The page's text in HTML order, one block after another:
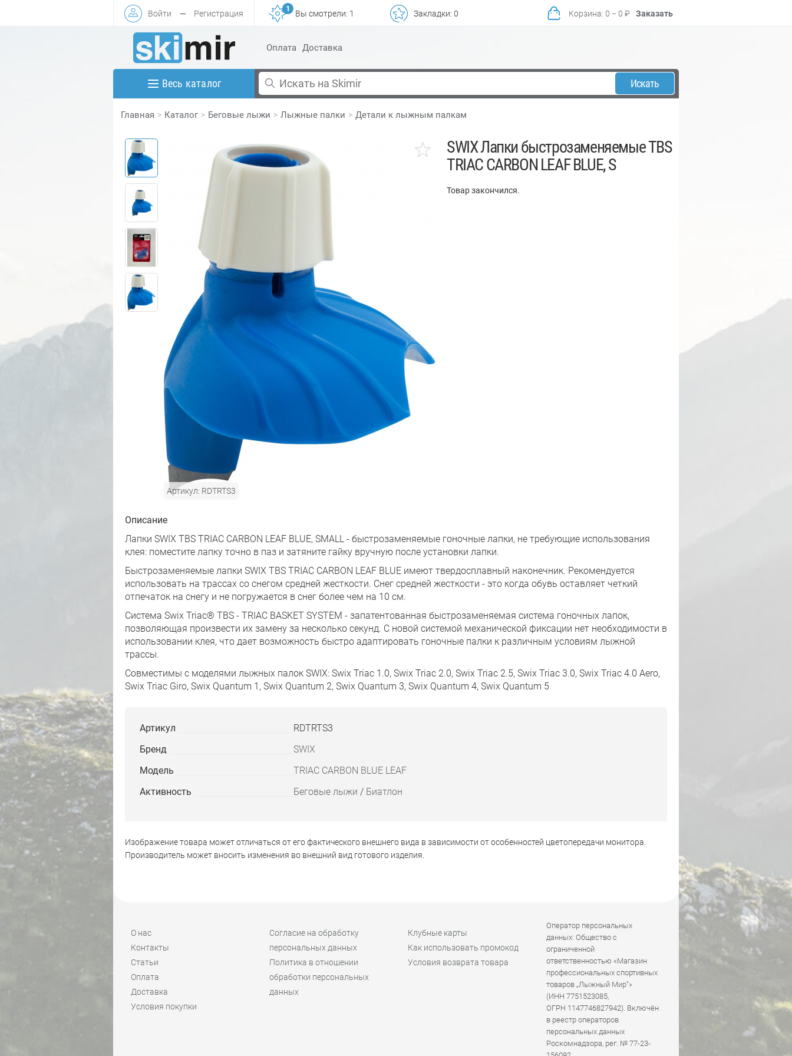
Войти — Регистрация
1
Вы смотрели: 1 Закладки: 0 Корзина: 0 − 0 ₽ Заказать
Оплата Доставка
Весь каталог Искать
Главная Каталог Беговые лыжи Лыжные палки Детали к лыжным палкам
Артикул: RDTRTS3
SWIX Лапки быстрозаменяемые TBS
TRIAC CARBON LEAF BLUE, S
Товар закончился.
Описание
Лапки SWIX TBS TRIAC CARBON LEAF BLUE, SMALL - быстрозаменяемые гоночные лапки, не требующие использования
клея: поместите лапку точно в паз и затяните гайку вручную после установки лапки.
Быстрозаменяемые лапки SWIX TBS TRIAC CARBON LEAF BLUE имеют твердосплавный наконечник. Рекомендуется
использовать на трассах со снегом средней жесткости. Снег средней жесткости - это когда обувь оставляет четкий
отпечаток на снегу и не погружается в снег более чем на 10 см.
Система Swix Triac® TBS - TRIAC BASKET SYSTEM - запатентованная быстрозаменяемая система гоночных лапок,
позволяющая произвести их замену за несколько секунд. С новой системой механической фиксации нет необходимости в
использовании клея, что дает возможность быстро адаптировать гоночные палки к различным условиям лыжной
трассы.
Совместимы с моделями лыжных палок SWIX: Swix Triac 1.0, Swix Triac 2.0, Swix Triac 2.5, Swix Triac 3.0, Swix Triac 4.0 Aero,
Swix Triac Giro, Swix Quantum 1, Swix Quantum 2, Swix Quantum 3, Swix Quantum 4, Swix Quantum 5
Артикул
RDTRTS3
Бренд
SWIX
Модель
TRIAC CARBON BLUE LEAF
Активность
Беговые лыжи / Биатлон
Изображение товара может отличаться от его фактического внешнего вида в зависимости от особенностей цветопередачи монитора.
Производитель может вносить изменения во внешний вид готового изделия.
О нас
Контакты
Статьи
Оплата
Доставка
Условия покупки
Согласие на обработку
персональных данных
Политика в отношении
обработки персональных
данных
Клубные карты
Как использовать промокод
Условия возврата товара
Оператор персональных
данных: Общество с
ограниченной
ответственностью «Магазин
профессиональных спортивных
товаров „Лыжный Мир“»
(ИНН 7751523085,
ОГРН 1147746827942). Включён
в реестр операторов
персональных данных
Роскомнадзора, рег. № 77-23-